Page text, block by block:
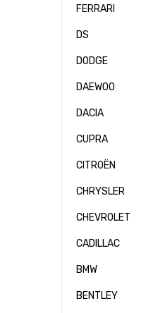
FERRARI
DS
DODGE
DAEWOO
DACIA
CUPRA
CITROËN
CHRYSLER
CHEVROLET
CADILLAC
BMW
BENTLEY